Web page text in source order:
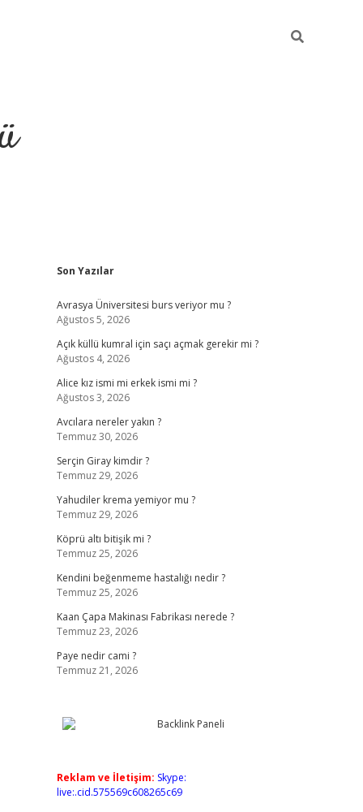
Sidebar
Son Yazılar
Avrasya Üniversitesi burs veriyor mu ?
Ağustos 5, 2026
Açık küllü kumral için saçı açmak gerekir mi ?
Ağustos 4, 2026
Alice kız ismi mi erkek ismi mi ?
Ağustos 3, 2026
Avcılara nereler yakın ?
Temmuz 30, 2026
Serçin Giray kimdir ?
Temmuz 29, 2026
Yahudiler krema yemiyor mu ?
Temmuz 29, 2026
Köprü altı bitişik mi ?
Temmuz 25, 2026
Kendini beğenmeme hastalığı nedir ?
Temmuz 25, 2026
Kaan Çapa Makinası Fabrikası nerede ?
Temmuz 23, 2026
Paye nedir cami ?
Temmuz 21, 2026
Reklam ve İletişim: Skype:
live:.cid.575569c608265c69